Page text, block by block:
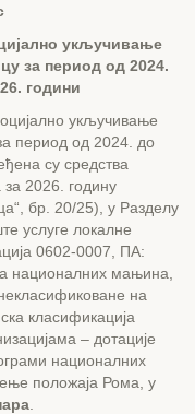
укључивање
за период од 2024.
. години
укључивање
период од 2024. до
су средства
2026. годину
бр. 20/25), у Разделу
услуге локалне
0602-0007, ПА:
националних мањина,
на
класификација
– дотације
националних
положаја Рома, у